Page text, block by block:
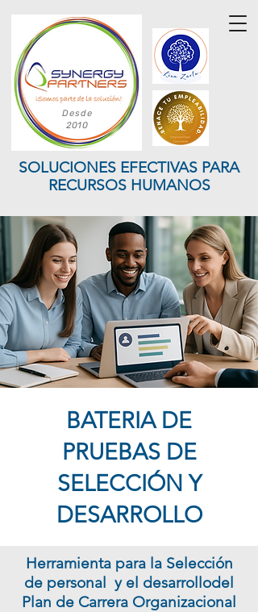
SOLUCIONES EFECTIVAS PARA
RECURSOS HUMANOS
Desde
2010
BATERIA DE
PRUEBAS DE
SELECCIÓN Y
DESARROLLO
Herramienta para la Selección
de personal y el desarrollodel
Plan de Carrera Organizacional